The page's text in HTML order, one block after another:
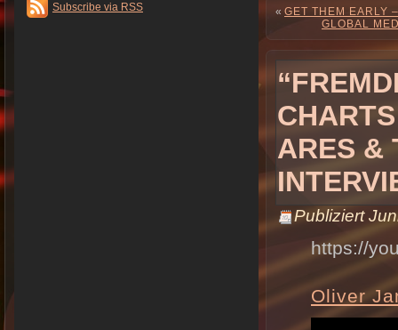
Subscribe via RSS « GET THEM EARLY
GLOBAL
ARES &
Publiziert
https://
Oliver